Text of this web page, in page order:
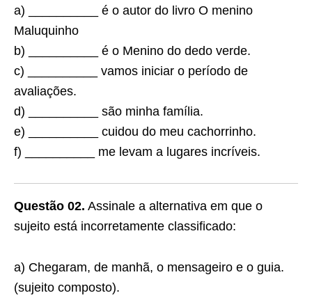
a) __________ é o autor do livro O menino
Maluquinho
b) __________ é o Menino do dedo verde.
c) __________ vamos iniciar o período de
avaliações.
d) __________ são minha família.
e) __________ cuidou do meu cachorrinho.
f) __________ me levam a lugares incríveis.
Questão 02. Assinale a alternativa em que o
sujeito está incorretamente classificado:
a) Chegaram, de manhã, o mensageiro e o guia.
(sujeito composto).